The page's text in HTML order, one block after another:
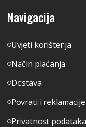
Navigacija
Uvjeti korištenja
Način plaćanja
Dostava
Povrati i reklamacije
Privatnost podataka